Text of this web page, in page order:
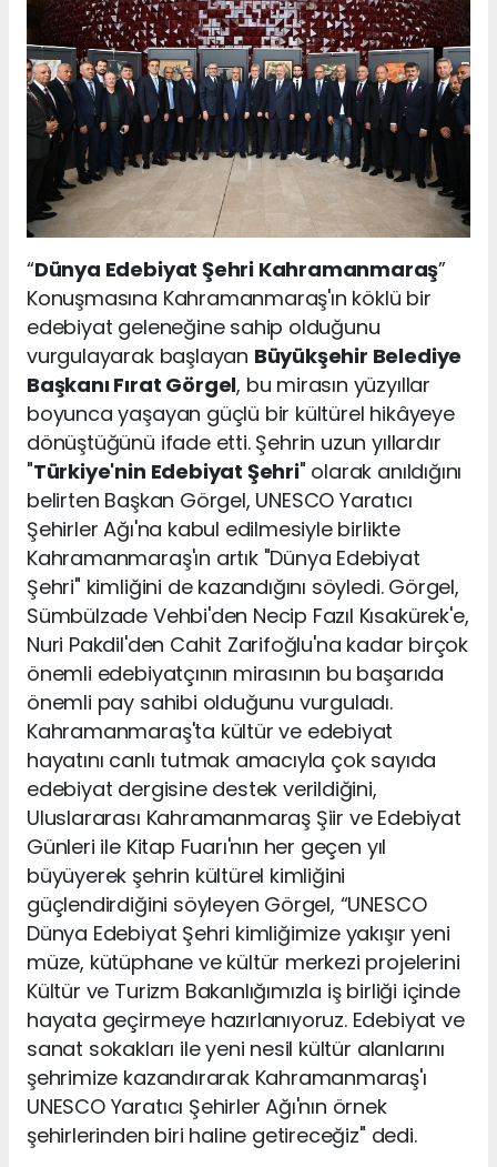
“Dünya Edebiyat Şehri Kahramanmaraş”
Konuşmasına Kahramanmaraş'ın köklü bir
edebiyat geleneğine sahip olduğunu
vurgulayarak başlayan Büyükşehir Belediye
Başkanı Fırat Görgel, bu mirasın yüzyıllar
boyunca yaşayan güçlü bir kültürel hikâyeye
dönüştüğünü ifade etti. Şehrin uzun yıllardır
"Türkiye'nin Edebiyat Şehri" olarak anıldığını
belirten Başkan Görgel, UNESCO Yaratıcı
Şehirler Ağı'na kabul edilmesiyle birlikte
Kahramanmaraş'ın artık "Dünya Edebiyat
Şehri" kimliğini de kazandığını söyledi. Görgel,
Sümbülzade Vehbi'den Necip Fazıl Kısakürek'e,
Nuri Pakdil'den Cahit Zarifoğlu'na kadar birçok
önemli edebiyatçının mirasının bu başarıda
önemli pay sahibi olduğunu vurguladı.
Kahramanmaraş'ta kültür ve edebiyat
hayatını canlı tutmak amacıyla çok sayıda
edebiyat dergisine destek verildiğini,
Uluslararası Kahramanmaraş Şiir ve Edebiyat
Günleri ile Kitap Fuarı'nın her geçen yıl
büyüyerek şehrin kültürel kimliğini
güçlendirdiğini söyleyen Görgel, “UNESCO
Dünya Edebiyat Şehri kimliğimize yakışır yeni
müze, kütüphane ve kültür merkezi projelerini
Kültür ve Turizm Bakanlığımızla iş birliği içinde
hayata geçirmeye hazırlanıyoruz. Edebiyat ve
sanat sokakları ile yeni nesil kültür alanlarını
şehrimize kazandırarak Kahramanmaraş'ı
UNESCO Yaratıcı Şehirler Ağı'nın örnek
şehirlerinden biri haline getireceğiz" dedi.